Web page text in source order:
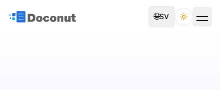
🌐SV Toggle